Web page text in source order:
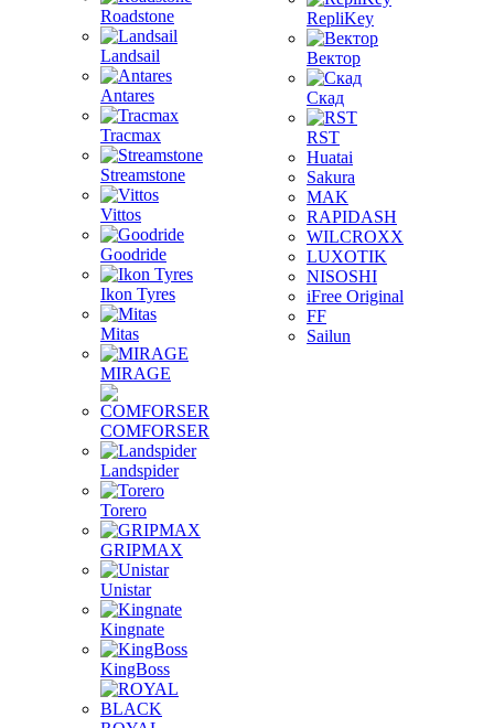
Roadstone
Landsail
Antares
Tracmax
Streamstone
Vittos
Goodride
Ikon Tyres
Mitas
MIRAGE
COMFORSER
Landspider
Torero
GRIPMAX
Unistar
Kingnate
KingBoss
RepliKey
Вектор
Скад
RST
Huatai
Sakura
MAK
RAPIDASH
WILCROXX
LUXOTIK
NISOSHI
iFree Original
FF
Sailun